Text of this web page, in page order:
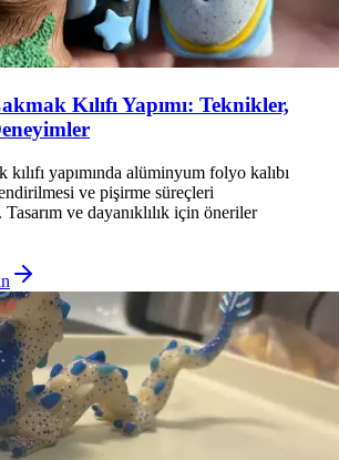
Kılıfı Yapımı: Teknikler,
yapımında alüminyum folyo kalıbı
ve pişirme süreçleri
Tasarım ve dayanıklılık için öneriler